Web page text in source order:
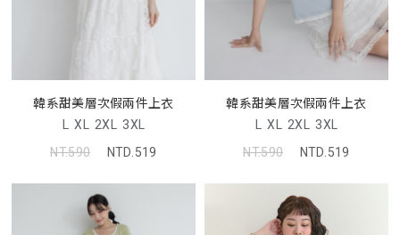
韓系甜美層次假兩件上衣
L XL 2XL 3XL
NT.590
NTD.519
韓系甜美層次假兩件上衣
L XL 2XL 3XL
NT.590
NTD.519